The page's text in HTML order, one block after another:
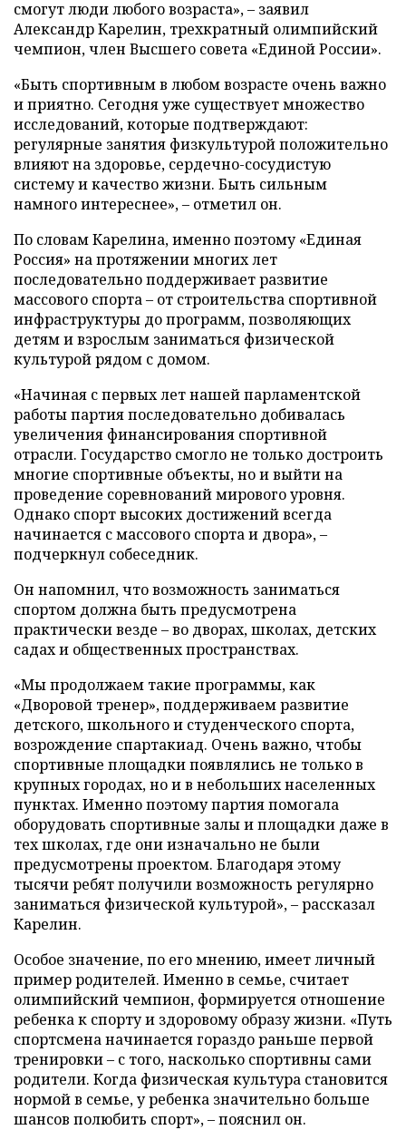
смогут люди любого возраста», – заявил
Александр Карелин, трехкратный олимпийский
чемпион, член Высшего совета «Единой России».
«Быть спортивным в любом возрасте очень важно
и приятно. Сегодня уже существует множество
исследований, которые подтверждают:
регулярные занятия физкультурой положительно
влияют на здоровье, сердечно-сосудистую
систему и качество жизни. Быть сильным
намного интереснее», – отметил он.
По словам Карелина, именно поэтому «Единая
Россия» на протяжении многих лет
последовательно поддерживает развитие
массового спорта – от строительства спортивной
инфраструктуры до программ, позволяющих
детям и взрослым заниматься физической
культурой рядом с домом.
«Начиная с первых лет нашей парламентской
работы партия последовательно добивалась
увеличения финансирования спортивной
отрасли. Государство смогло не только достроить
многие спортивные объекты, но и выйти на
проведение соревнований мирового уровня.
Однако спорт высоких достижений всегда
начинается с массового спорта и двора», –
подчеркнул собеседник.
Он напомнил, что возможность заниматься
спортом должна быть предусмотрена
практически везде – во дворах, школах, детских
садах и общественных пространствах.
«Мы продолжаем такие программы, как
«Дворовой тренер», поддерживаем развитие
детского, школьного и студенческого спорта,
возрождение спартакиад. Очень важно, чтобы
спортивные площадки появлялись не только в
крупных городах, но и в небольших населенных
пунктах. Именно поэтому партия помогала
оборудовать спортивные залы и площадки даже в
тех школах, где они изначально не были
предусмотрены проектом. Благодаря этому
тысячи ребят получили возможность регулярно
заниматься физической культурой», – рассказал
Карелин.
Особое значение, по его мнению, имеет личный
пример родителей. Именно в семье, считает
олимпийский чемпион, формируется отношение
ребенка к спорту и здоровому образу жизни. «Путь
спортсмена начинается гораздо раньше первой
тренировки – с того, насколько спортивны сами
родители. Когда физическая культура становится
нормой в семье, у ребенка значительно больше
шансов полюбить спорт», – пояснил он.